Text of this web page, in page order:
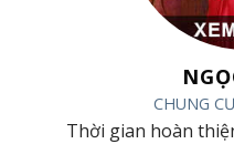
CHUNG
Thời gian hoàn